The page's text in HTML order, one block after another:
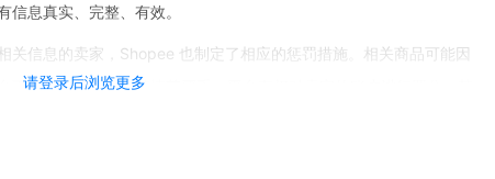
请登录后浏览更多
信息真实、完整、有效。
关信息的卖家，Shopee 也制定了相应的惩罚措施。相关商品可能因
下架或限制销售。若情节严重，平台有权对卖家的账户进行罚分，甚